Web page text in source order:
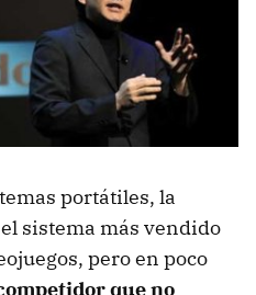
portátiles, la
sistema más vendido
pero en poco
que no